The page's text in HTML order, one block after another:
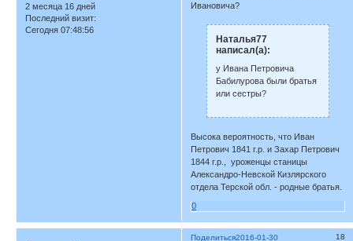
2 месяца 16 дней
Последний визит:
Сегодня 07:48:56
Ивановича?
Наталья77
написал(а):
у Ивана Петровича
Бабилурова были братья
или сестры?
Высока вероятность, что Иван
Петрович 1841 г.р. и Захар Петрович
1844 г.р., уроженцы станицы
Александро-Невской Кизлярского
отдела Терской обл. - родные братья.
0
Поделиться 18
2016-01-30